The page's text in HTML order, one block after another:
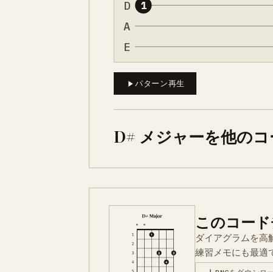
D
A
E
1
パターン再生
D# メジャーを他の
このコー
ダイアグラムを高
練習メモにも最適